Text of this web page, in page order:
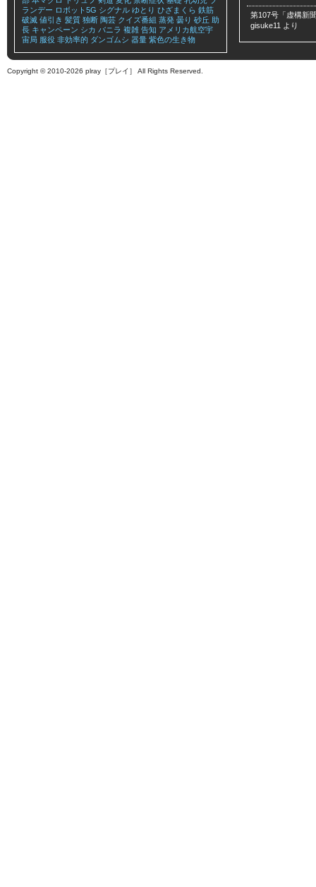
ランデー ロボット5G シグナル ゆとり ひざまくら 鉄筋
破滅 値引き 髪質 独断 陶芸 クイズ番組 蒸発 曇り 砂丘 助
長 キャンペーン シカ バニラ 複雑 告知 アメリカ航空宇
宙局 服役 非効率的 ダンゴムシ 器量 紫色の生き物
第107号「虚構新
gisuke11 より
Copyright © 2010-2026 plray［プレイ］ All Rights Reserved.